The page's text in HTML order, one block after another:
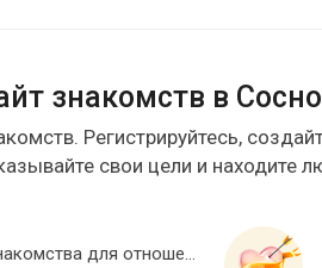
знакомств в
Регистрируйтесь,
свои цели и находите
Знакомства для отношений